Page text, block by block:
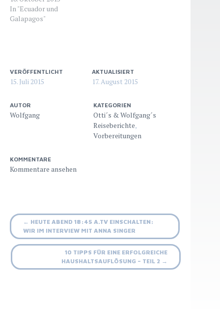
In "Ecuador und
Galapagos"
VERÖFFENTLICHT
15. Juli 2015
AKTUALISIERT
17. August 2015
AUTOR
Wolfgang
KATEGORIEN
Otti´s & Wolfgang´s
Reiseberichte,
Vorbereitungen
KOMMENTARE
Beitrags-
Navigation
← HEUTE ABEND 18:45 A.TV EINSCHALTEN:
WIR IM INTERVIEW MIT ANNA SINGER
10 TIPPS FÜR EINE ERFOLGREICHE
HAUSHALTSAUFLÖSUNG – TEIL 2 →